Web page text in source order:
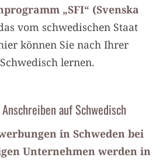
„SFI“ (Svenska
vom schwedischen Staat
können Sie nach Ihrer
lernen.
auf Schwedisch
in Schweden bei
Unternehmen werden in